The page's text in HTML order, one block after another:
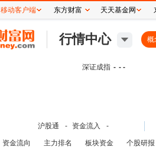
行情中心 概
深证成指 - - -
沪股通 - 资金流入 -
资金流向 主力排名 板块资金 个股研报
移动客户端 东方财富 天天基金网